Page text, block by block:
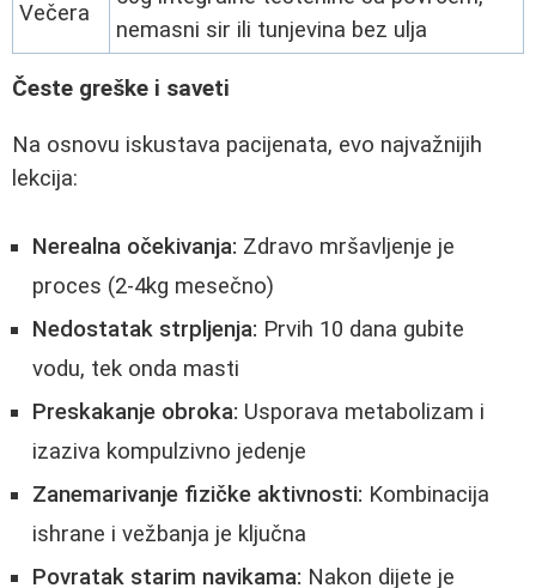
Večera
nemasni sir ili tunjevina bez ulja
Česte greške i saveti
Na osnovu iskustava pacijenata, evo najvažnijih
lekcija:
Nerealna očekivanja: Zdravo mršavljenje je
proces (2-4kg mesečno)
Nedostatak strpljenja: Prvih 10 dana gubite
vodu, tek onda masti
Preskakanje obroka: Usporava metabolizam i
izaziva kompulzivno jedenje
Zanemarivanje fizičke aktivnosti: Kombinacija
ishrane i vežbanja je ključna
Povratak starim navikama: Nakon dijete je